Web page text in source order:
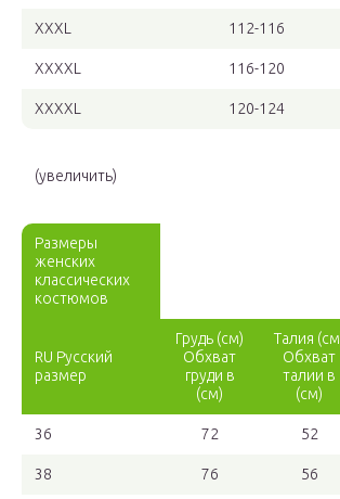
XXXL 112-116
XXXXL 116-120
XXXXL 120-124
(увеличить)
Размеры
женских
классических
костюмов
RU Русский
размер
Грудь (см)
Обхват
груди в
(см)
Талия
Обхват
талии в
(см)
36 72 52
38 76 56